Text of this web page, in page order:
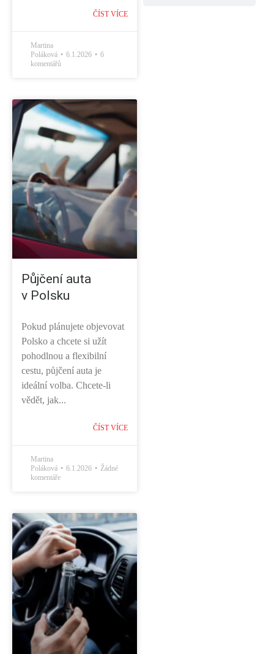
ČÍST VÍCE
Martina
Poláková
6.1.2026
6
komentářů
Půjčení auta
v Polsku
Pokud plánujete objevovat
Polsko a chcete si užít
pohodlnou a flexibilní
cestu, půjčení auta je
ideální volba. Chcete-li
vědět, jak...
ČÍST VÍCE
Martina
Poláková
6.1.2026
Žádné
komentáře